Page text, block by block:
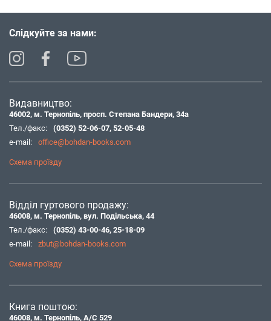
Слідкуйте за нами:
Видавництво:
46002, м. Тернопіль, просп. Степана Бандери, 34а
Тел./факс:
(0352) 52-06-07, 52-05-48
e-mail:
office@bohdan-books.com
Схема проїзду
Відділ гуртового продажу:
46008, м. Тернопіль, вул. Подільська, 44
Тел./факс:
(0352) 43-00-46, 25-18-09
e-mail:
zbut@bohdan-books.com
Схема проїзду
Книга поштою:
46008, м. Тернопіль, А/С 529